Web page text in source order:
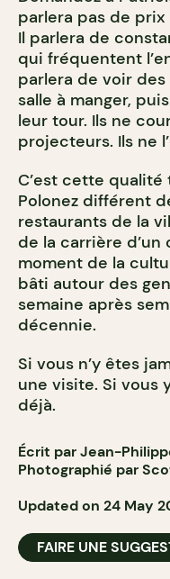
parlera pas de
Il parlera de
qui fréquentent
parlera de voir
salle à manger,
leur tour. Ils ne
projecteurs. Ils ne
C’est cette
Polonez différent
restaurants de la
de la carrière d’un
moment de la
bâti autour des
semaine après
décennie.
Si vous n’y êtes
une visite. Si vous
déjà.
Écrit par Jean-
Photographié par
Updated on 24 May
FAIRE UNE